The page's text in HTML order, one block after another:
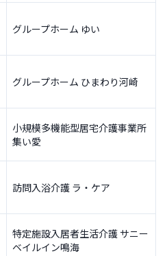
グループホーム ゆい
グループホーム ひまわり河崎
小規模多機能型居宅介護事業所
集い愛
訪問入浴介護 ラ・ケア
特定施設入居者生活介護 サニー
ベイルイン鳴海